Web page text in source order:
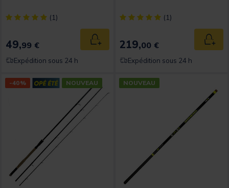
[object Object] out of 5 Customer Rating
(1)
49,99 € Ajouter au panier
Expédition sous 24 h
[object Object] out of 5
(1)
219,00 €
Expédition sous 24 h
-40% NOUVEAU NOUVEAU